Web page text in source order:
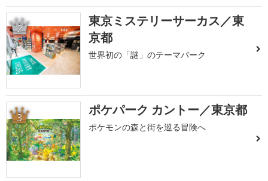
2
東京ミステリーサーカス／東
京都
世界初の「謎」のテーマパーク
3 ポケパーク カントー／東京都
ポケモンの森と街を巡る冒険へ